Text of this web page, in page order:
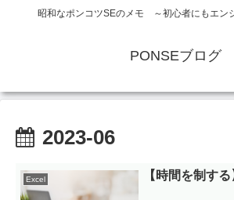
昭和なポンコツSEのメモ ～初心者にもエン
PONSEブログ
2023-06
Excel 【時間を制す